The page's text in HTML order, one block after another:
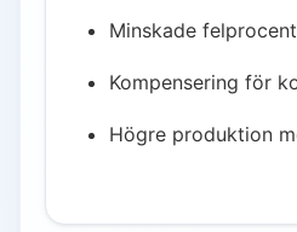
Minskade
Kompensering för
Högre produktion